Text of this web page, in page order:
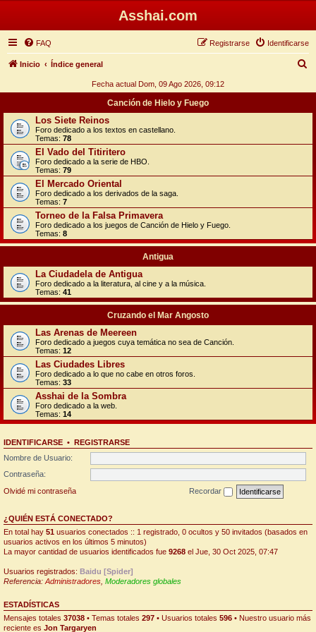
Asshai.com
FAQ Identificarse
Registrarse
Inicio Índice general
c
Fecha actual Dom, 09 Ago 2026, 09:12
Canción de Hielo y Fuego
Los Siete Reinos
Foro dedicado a los textos en castellano.
Temas: 78
El Vado del Titiritero
Foro dedicado a la serie de HBO.
Temas: 79
El Mercado Oriental
Foro dedicado a los derivados de la saga.
Temas: 7
Torneo de la Falsa Primavera
Foro dedicado a los juegos de Canción de Hielo y Fuego.
Temas: 8
Antigua
La Ciudadela de Antigua
Foro dedicado a la literatura, al cine y a la música.
Temas: 41
Cruzando el Mar Angosto
Las Arenas de Meereen
Foro dedicado a juegos cuya temática no sea de Canción.
Temas: 12
Las Ciudades Libres
Foro dedicado a lo que no cabe en otros foros.
Temas: 33
Asshai de la Sombra
Foro dedicado a la web.
Temas: 14
IDENTIFICARSE • REGISTRARSE
Nombre de Usuario:
Contraseña:
Olvidé mi contraseña
Recordar
¿QUIÉN ESTÁ CONECTADO?
En total hay 51 usuarios conectados :: 1 registrado, 0 ocultos y 50 invitados (basados en
usuarios activos en los últimos 5 minutos)
La mayor cantidad de usuarios identificados fue 9268 el Jue, 30 Oct 2025, 07:47
Usuarios registrados: Baidu [Spider]
Referencia: Administradores Moderadores globales
ESTADÍSTICAS
Mensajes totales 37038 • Temas totales 297 • Usuarios totales 596 • Nuestro usuario más
reciente es Jon Targaryen